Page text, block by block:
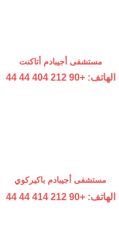
مستشفى أجيبادم باكيركوي
الهاتف: +90 212 414 44 44
مستشفى أجيبادم أتاكنت
الهاتف: +90 212 404 44 44